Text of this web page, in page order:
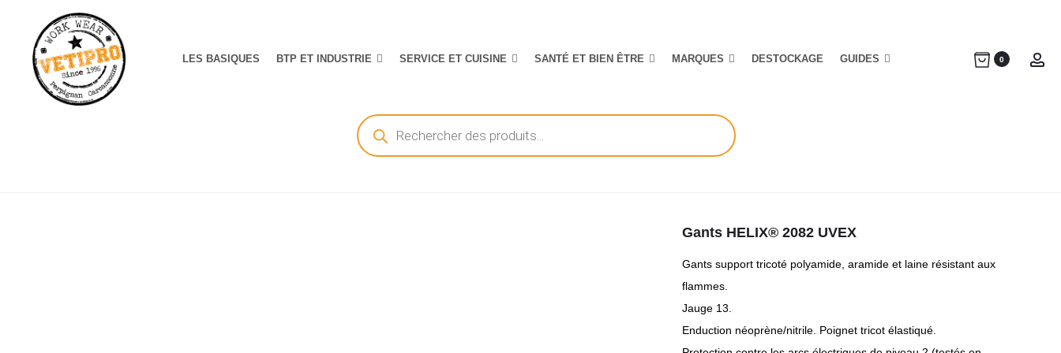
LES BASIQUES BTP ET INDUSTRIE SERVICE ET CUISINE SANTÉ ET BIEN ÊTRE MARQUES DESTOCKAGE GUIDES 0
Recherche
de
produits
Gants HELIX® 2082 UVEX
Gants support tricoté polyamide, aramide et laine résistant aux
flammes.
Jauge 13.
Enduction néoprène/nitrile. Poignet tricot élastiqué.